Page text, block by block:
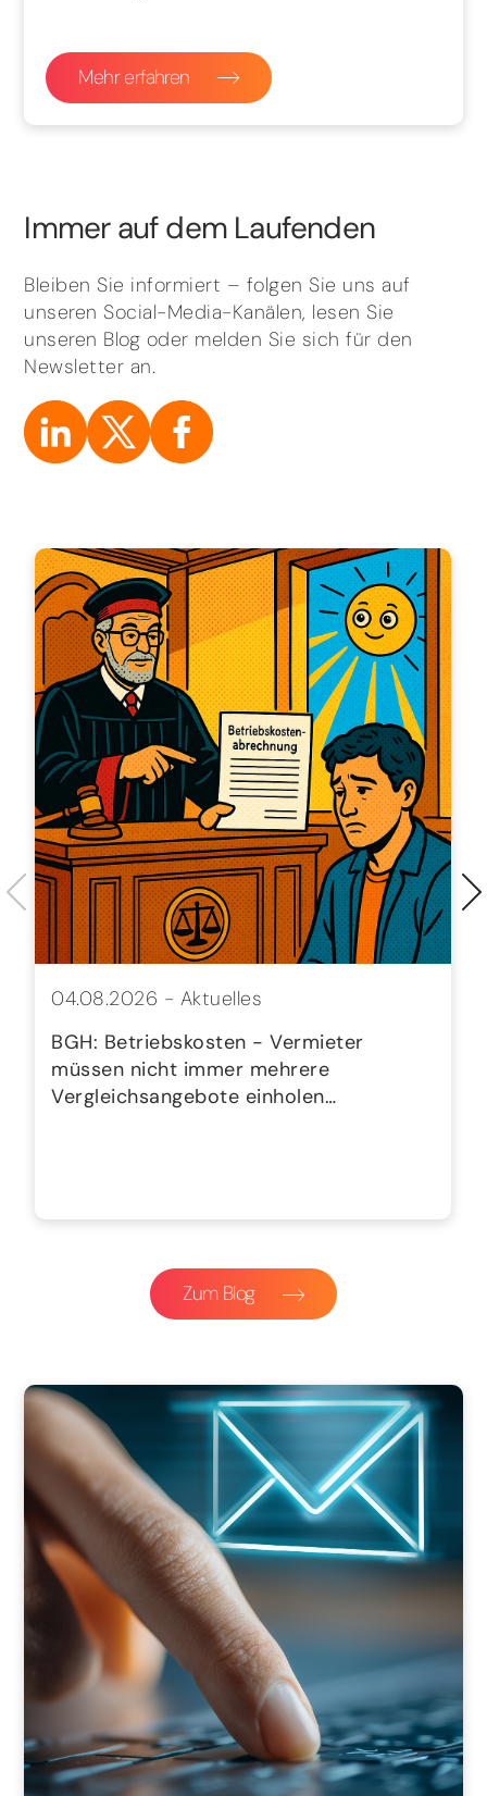
Mehr erfahren
Immer auf dem Laufenden
Bleiben Sie informiert – folgen Sie uns auf
unseren Social-Media-Kanälen, lesen Sie
unseren Blog oder melden Sie sich für den
Newsletter an.
04.08.2026 - Aktuelles
BGH: Betriebskosten - Vermieter
müssen nicht immer mehrere
Vergleichsangebote einholen…
Zum Blog